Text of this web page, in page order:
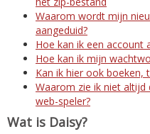
Waarom wordt mijn
aangeduid?
Hoe kan ik een account
Hoe kan ik mijn
Kan ik hier ook boeken,
Waarom zie ik niet altijd
web-speler?
Wat is Daisy?